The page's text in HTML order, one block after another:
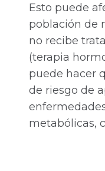
Esto puede
población de
no recibe
(terapia
puede hacer
de riesgo de
metabólicas,